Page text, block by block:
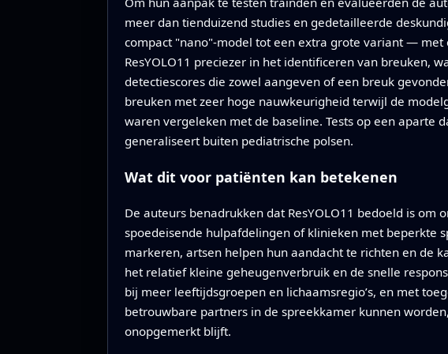
meer dan tienduizend studies en gedetailleerde
compact "nano"-model tot een extra grote variant — met
ResYOLO11 preciezer in het identificeren van breuken,
detectiescores die zowel aangeven of een breuk
breuken met zeer hoge nauwkeurigheid terwijl de
waren vergeleken met de baseline. Tests op een aparte
generaliseert buiten pediatrische polsen.
Wat dit voor patiënten kan betekenen
De auteurs benadrukken dat ResYOLO11 bedoeld is
spoedeisende hulpafdelingen of klinieken met beperkte
markeren, artsen helpen hun aandacht te richten en de
het relatief kleine geheugenverbruik en de snelle
bij meer leeftijdsgroepen en lichaamsregio’s, en met
betrouwbare partners in de spreekkamer kunnen
onopgemerkt blijft.